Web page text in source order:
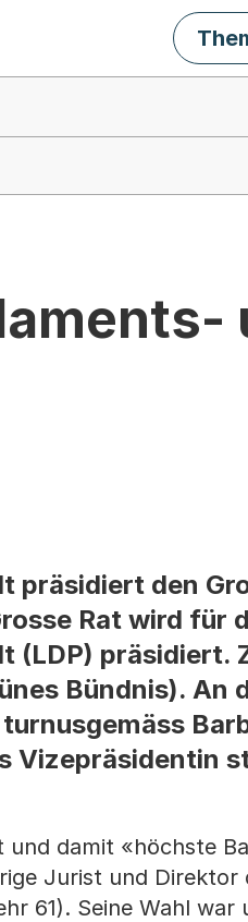
präsidiert den
Rat wird für
(LDP) präsidiert.
Bündnis). An
Vizepräsidentin
und damit «höchste
Jurist und Direktor
61). Seine Wahl